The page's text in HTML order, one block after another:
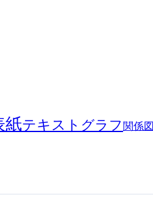
紙テキスト グラフ 関係図